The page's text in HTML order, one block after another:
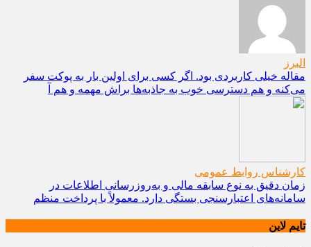
البرز
مقاله خیلی کاربردی بود. اگر کسی برای اولین بار به پوکت سفر
می‌کنه و هم دسترسی خوب به جاذبه‌ها براش مهمه و هم آ
کارشناس روابط عمومی
زمان دقیق به نوع سابقه مالی و به‌روزرسانی اطلاعات در
سامانه‌های اعتبارسنجی بستگی دارد. معمولاً با پرداخت منظم
تایم لاین